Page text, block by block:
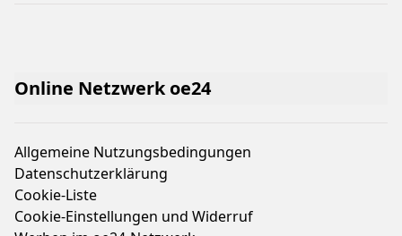
Online Netzwerk oe24
Allgemeine Nutzungsbedingungen
Datenschutzerklärung
Cookie-Liste
Cookie-Einstellungen und Widerruf